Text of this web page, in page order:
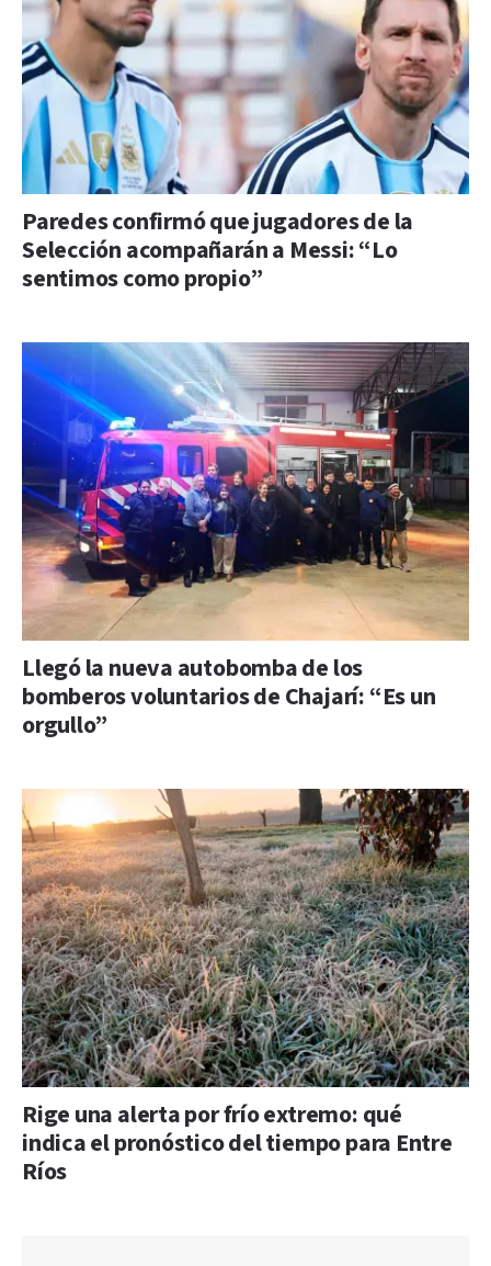
Paredes confirmó que jugadores de la
Selección acompañarán a Messi: “Lo
sentimos como propio”
Llegó la nueva autobomba de los
bomberos voluntarios de Chajarí: “Es un
orgullo”
Rige una alerta por frío extremo: qué
indica el pronóstico del tiempo para Entre
Ríos